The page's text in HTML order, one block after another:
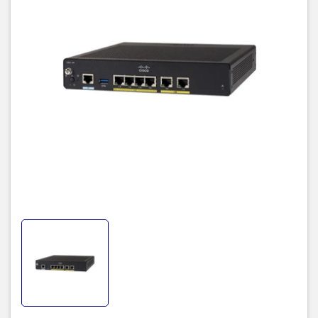
- Routing Information Protocol Versions 1 and 2
(RIPv1 and RIPv2)